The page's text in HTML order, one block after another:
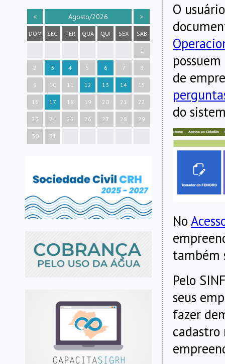
< Agosto/2026 >
DOM SEG TER QUA QUI SEX SÁB
1
2 3 4 5 6 7 8
9 10 11 12 13 14 15
16 17 18 19 20 21 22
23 24 25 26 27 28 29
30 31
O
de
do
No
também
Pelo
seus
fazer
cadastro